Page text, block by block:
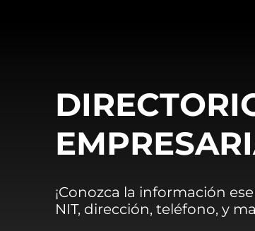
¡Conozca la información
NIT, dirección, teléfono, y